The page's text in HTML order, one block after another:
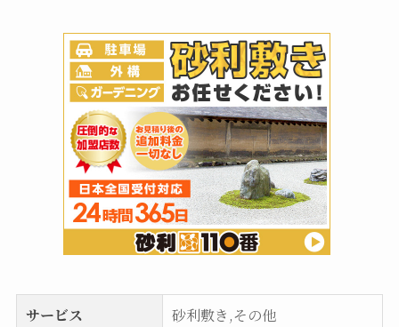
サービス
砂利敷き,その他